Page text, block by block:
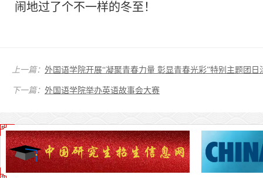
闹地过了个不一样的冬至！
上一篇： 外国语学院开展“凝聚青春力量 彰显青春光彩”特别主题团日
下一篇： 外国语学院举办英语故事会大赛